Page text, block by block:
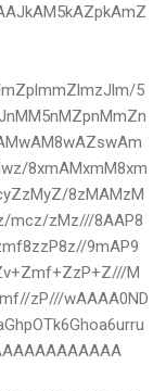
5
8xmAMxmM8xm
8zMAMzM
mcz/zMz///8AAP8
9mAP9
M
zP///wAAAA0ND